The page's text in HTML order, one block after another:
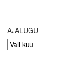
AJALUGU
AJALUGU